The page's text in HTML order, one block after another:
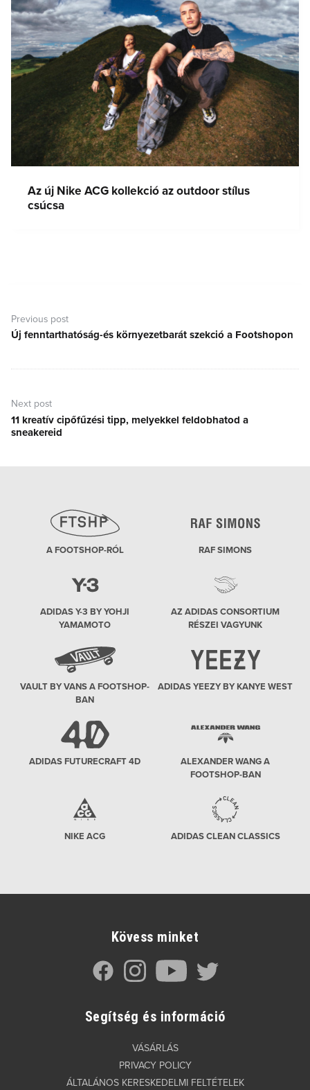
Az új Nike ACG kollekció az outdoor stílus
csúcsa
navigáció
Previous post
Previous
Új fenntarthatóság-és környezetbarát szekció a Footshopon
Next post
Next
post:
11 kreatív cipőfűzési tipp, melyekkel feldobhatod a
sneakereid
A FOOTSHOP-RÓL RAF SIMONS
ADIDAS Y-3 BY YOHJI
YAMAMOTO
AZ ADIDAS CONSORTIUM
RÉSZEI VAGYUNK
VAULT BY VANS A FOOTSHOP-
BAN
ADIDAS YEEZY BY KANYE WEST
ADIDAS FUTURECRAFT 4D
ALEXANDER WANG A
FOOTSHOP-BAN
NIKE ACG ADIDAS CLEAN CLASSICS
Kövess minket
Segítség és információ
VÁSÁRLÁS
PRIVACY POLICY
ÁLTALÁNOS KERESKEDELMI FELTÉTELEK